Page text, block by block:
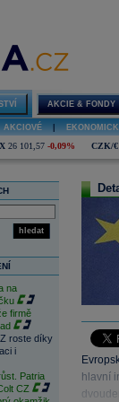
AKCIE & FONDY
AKCIOVÉ
26 101,57 -0,09% CZK/€
hledat
na
firmě
roste díky
i
Patria
CZ
hlavní